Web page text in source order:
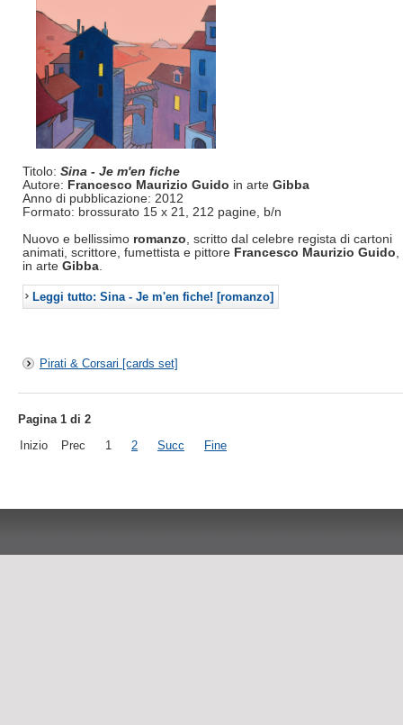
Titolo: Sina - Je m'en fiche
Autore: Francesco Maurizio Guido in arte Gibba
Anno di pubblicazione: 2012
Formato: brossurato 15 x 21, 212 pagine, b/n
Nuovo e bellissimo romanzo , scritto dal celebre regista di cartoni
animati, scrittore, fumettista e pittore Francesco Maurizio Guido
in arte Gibba
Leggi tutto: Sina - Je m'en fiche! [romanzo]
Pirati & Corsari [cards set]
Pagina 1 di 2
Inizio
Prec 1 2 Succ Fine